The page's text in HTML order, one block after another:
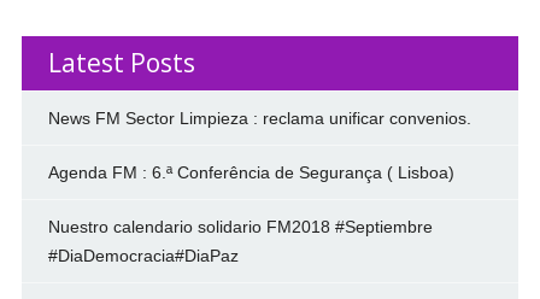
Latest Posts
News FM Sector Limpieza : reclama unificar convenios.
Agenda FM : 6.ª Conferência de Segurança ( Lisboa)
Nuestro calendario solidario FM2018 #Septiembre
#DiaDemocracia#DiaPaz